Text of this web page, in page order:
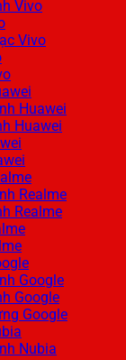
Vivo
Vivo
Huawei
Huawei
Realme
Realme
Google
Google
Google
Nubia